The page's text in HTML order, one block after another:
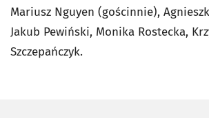
Mariusz Nguyen (gościnnie),
Jakub Pewiński, Monika Rostecka,
Szczepańczyk.